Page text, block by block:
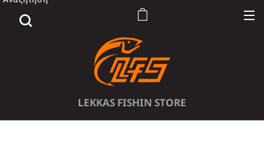
LEKKAS FISHIN STORE